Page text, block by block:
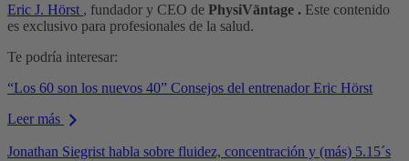
Eric J. Hörst , fundador y CEO de PhysiVāntage . Este contenido
es exclusivo para profesionales de la salud.
Te podría interesar:
“Los 60 son los nuevos 40” Consejos del entrenador Eric Hörst
Leer más
Jonathan Siegrist habla sobre fluidez, concentración y (más) 5.15´s